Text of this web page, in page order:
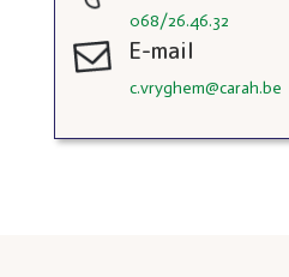
068/26.46.32
E-mail
c.vryghem@carah.be